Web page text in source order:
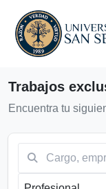
Trabajos
Encuentra tu
Comuna